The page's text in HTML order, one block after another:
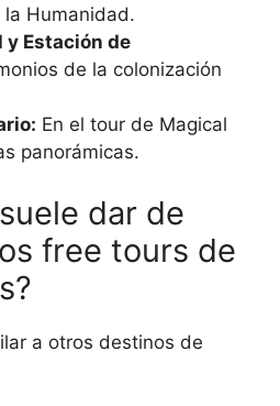
Humanidad.
y Estación de
de la colonización
En el tour de Magical
panorámicas.
dar de
free tours de
a otros destinos de